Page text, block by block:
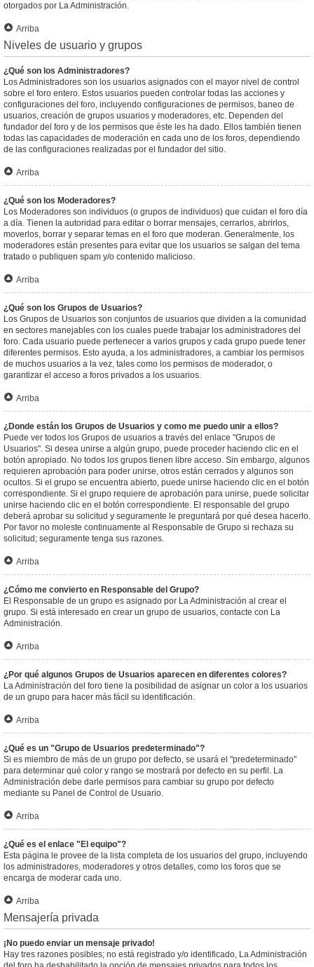
otorgados por La Administración.
Arriba
Niveles de usuario y grupos
¿Qué son los Administradores?
Los Administradores son los usuarios asignados con el mayor nivel de control
sobre el foro entero. Estos usuarios pueden controlar todas las acciones y
configuraciones del foro, incluyendo configuraciones de permisos, baneo de
usuarios, creación de grupos usuarios y moderadores, etc. Dependen del
fundador del foro y de los permisos que éste les ha dado. Ellos también tienen
todas las capacidades de moderación en cada uno de los foros, dependiendo
de las configuraciones realizadas por el fundador del sitio.
Arriba
¿Qué son los Moderadores?
Los Moderadores son individuos (o grupos de individuos) que cuidan el foro día
a día. Tienen la autoridad para editar o borrar mensajes, cerrarlos, abrirlos,
moverlos, borrar y separar temas en el foro que moderan. Generalmente, los
moderadores están presentes para evitar que los usuarios se salgan del tema
tratado o publiquen spam y/o contenido malicioso.
Arriba
¿Qué son los Grupos de Usuarios?
Los Grupos de Usuarios son conjuntos de usuarios que dividen a la comunidad
en sectores manejables con los cuales puede trabajar los administradores del
foro. Cada usuario puede pertenecer a varios grupos y cada grupo puede tener
diferentes permisos. Esto ayuda, a los administradores, a cambiar los permisos
de muchos usuarios a la vez, tales como los permisos de moderador, o
garantizar el acceso a foros privados a los usuarios.
Arriba
¿Donde están los Grupos de Usuarios y como me puedo unir a ellos?
Puede ver todos los Grupos de usuarios a través del enlace "Grupos de
Usuarios". Si desea unirse a algún grupo, puede proceder haciendo clic en el
botón apropiado. No todos los grupos tienen libre acceso. Sin embargo, algunos
requieren aprobación para poder unirse, otros están cerrados y algunos son
ocultos. Si el grupo se encuentra abierto, puede unirse haciendo clic en el botón
correspondiente. Si el grupo requiere de aprobación para unirse, puede solicitar
unirse haciendo clic en el botón correspondiente. El responsable del grupo
deberá aprobar su solicitud y seguramente le preguntará por qué desea hacerlo.
Por favor no moleste continuamente al Responsable de Grupo si rechaza su
solicitud; seguramente tenga sus razones.
Arriba
¿Cómo me convierto en Responsable del Grupo?
El Responsable de un grupo es asignado por La Administración al crear el
grupo. Si está interesado en crear un grupo de usuarios, contacte con La
Administración.
Arriba
¿Por qué algunos Grupos de Usuarios aparecen en diferentes colores?
La Administración del foro tiene la posibilidad de asignar un color a los usuarios
de un grupo para hacer más fácil su identificación.
Arriba
¿Qué es un "Grupo de Usuarios predeterminado"?
Si es miembro de más de un grupo por defecto, se usará el "predeterminado"
para determinar qué color y rango se mostrará por defecto en su perfil. La
Administración debe darle permisos para cambiar su grupo por defecto
mediante su Panel de Control de Usuario.
Arriba
¿Qué es el enlace "El equipo"?
Esta página le provee de la lista completa de los usuarios del grupo, incluyendo
los administradores, moderadores y otros detalles, como los foros que se
encarga de moderar cada uno.
Arriba
Mensajería privada
¡No puedo enviar un mensaje privado!
Hay tres razones posibles; no está registrado y/o identificado, La Administración